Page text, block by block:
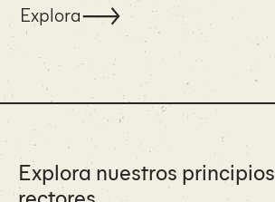
Explora
Explora nuestros principios